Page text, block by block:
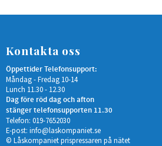
Kontakta oss
Öppettider Telefonsupport:
Måndag - Fredag 10-14
Lunch 11.30 - 12.30
Dag före röd dag och afton
stänger telefonsupporten 11.30
Telefon: 019-7652030
E-post: info@laskompaniet.se
© Låskompaniet prispressaren på nätet